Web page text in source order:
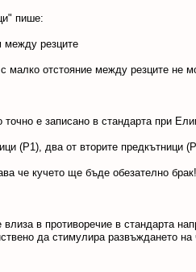
пише:
между резците
малко отстояние между резците
е записано в стандарта при
(Р1), два от вторите предкътници
че кучето ще бъде обезателно
в противоречие в стандарта
да стимулира развъждането